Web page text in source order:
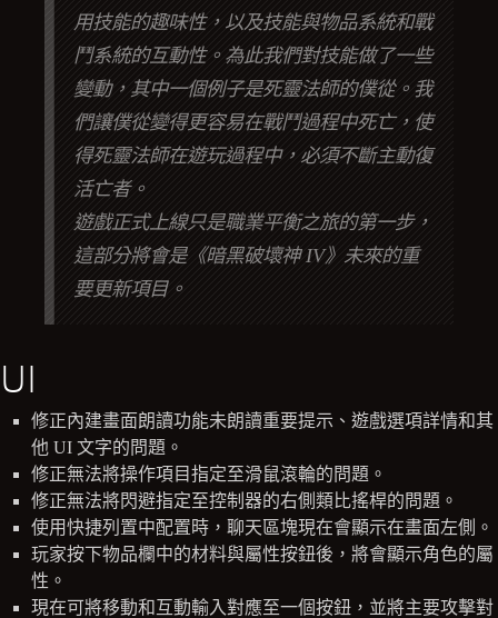
用技能的趣味性，以及技能與物品系統和戰
鬥系統的互動性。為此我們對技能做了一些
變動，其中一個例子是死靈法師的僕從。我
們讓僕從變得更容易在戰鬥過程中死亡，使
得死靈法師在遊玩過程中，必須不斷主動復
活亡者。
遊戲正式上線只是職業平衡之旅的第一步，
這部分將會是《暗黑破壞神 IV》未來的重
要更新項目。
UI
修正內建畫面朗讀功能未朗讀重要提示、遊戲選項詳情和其
他 UI 文字的問題。
修正無法將操作項目指定至滑鼠滾輪的問題。
修正無法將閃避指定至控制器的右側類比搖桿的問題。
使用快捷列置中配置時，聊天區塊現在會顯示在畫面左側。
玩家按下物品欄中的材料與屬性按鈕後，將會顯示角色的屬
性。
現在可將移動和互動輸入對應至一個按鈕，並將主要攻擊對